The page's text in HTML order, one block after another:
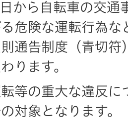
から自転車の交通
危険な運転行為な
通告制度（青切符
ります。
等の重大な違反に
対象となります。